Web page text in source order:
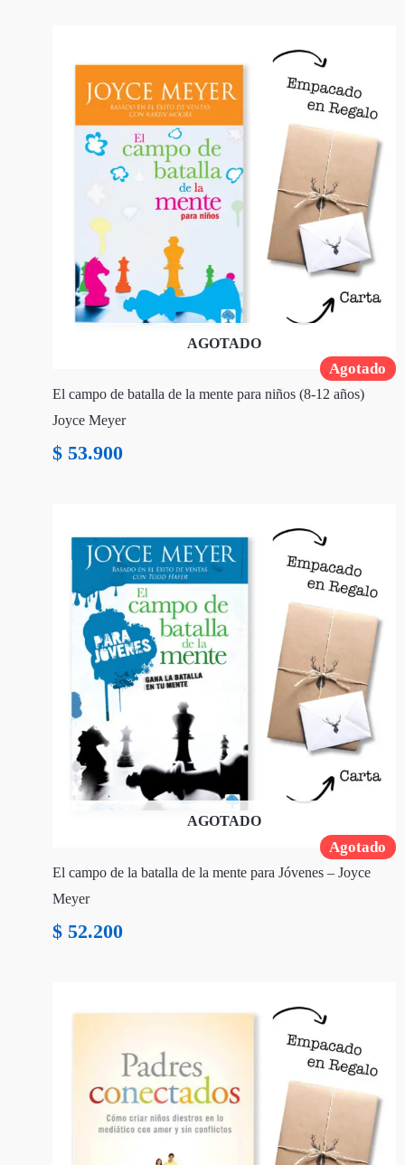
Agotado
AGOTADO
El campo de batalla de la mente para niños (8-12 años)
Joyce Meyer
$ 53.900
Agotado
AGOTADO
El campo de la batalla de la mente para Jóvenes – Joyce
Meyer
$ 52.200